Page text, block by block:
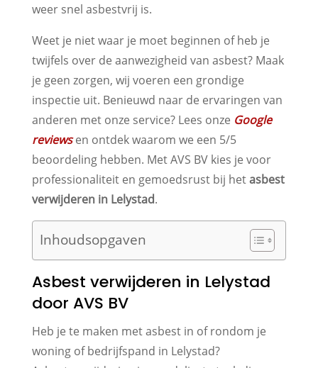
weer snel asbestvrij is.
Weet je niet waar je moet beginnen of heb je
twijfels over de aanwezigheid van asbest? Maak
je geen zorgen, wij voeren een grondige
inspectie uit. Benieuwd naar de ervaringen van
anderen met onze service? Lees onze Google
reviewsen ontdek waarom we een 5/5
beoordeling hebben. Met AVS BV kies je voor
professionaliteit en gemoedsrust bij hetasbest
verwijderen in Lelystad.
Inhoudsopgaven
Asbest verwijderen in Lelystad
door AVS BV
Heb je te maken met asbest in of rondom je
woning of bedrijfspand in Lelystad?